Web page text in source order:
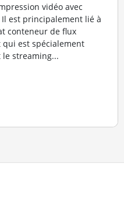
vidéo avec
est principalement lié à
conteneur de flux
est spécialement
streaming...